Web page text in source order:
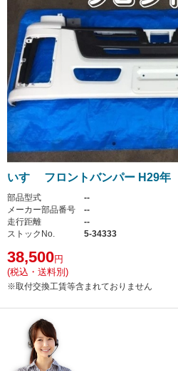
いすゞ フロントバンパー H29年
部品型式
--
メーカー部品番号
--
走行距離
--
ストックNo.
5-34333
38,500円
(税込・送料別)
※取付交換工賃等含まれておりません